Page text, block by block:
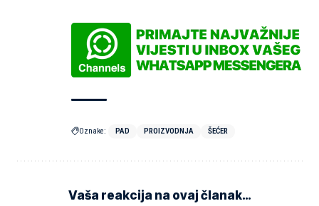
Oznake: PAD PROIZVODNJA ŠEĆER
Vaša reakcija na ovaj članak…